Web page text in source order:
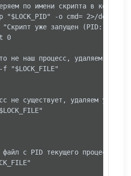
по имени скрипта в
"$LOCK_PID" -o cmd= 2>/dev/
"Скрипт уже запущен (PID:
0
не наш процесс, удаляем
"$LOCK_FILE"
не существует, удаляем
с PID текущего процесса